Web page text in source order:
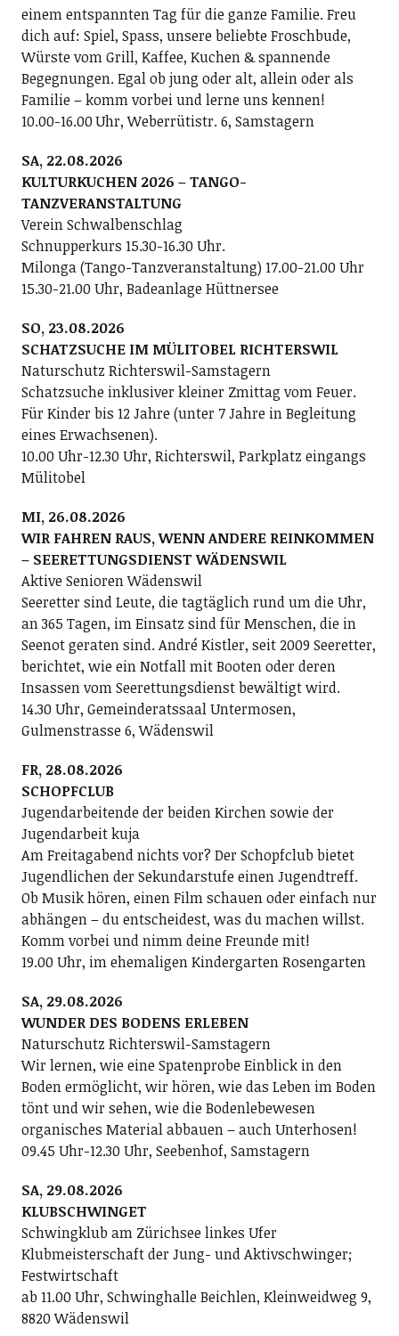
einem entspannten Tag für die ganze Familie. Freu
dich auf: Spiel, Spass, unsere beliebte Froschbude,
Würste vom Grill, Kaffee, Kuchen & spannende
Begegnungen. Egal ob jung oder alt, allein oder als
Familie – komm vorbei und lerne uns kennen!
10.00-16.00 Uhr, Weberrütistr. 6, Samstagern
SA, 22.08.2026
KULTURKUCHEN 2026 – TANGO-
TANZVERANSTALTUNG
Verein Schwalbenschlag
Schnupperkurs 15.30-16.30 Uhr.
Milonga (Tango-Tanzveranstaltung) 17.00-21.00 Uhr
15.30-21.00 Uhr, Badeanlage Hüttnersee
SO, 23.08.2026
SCHATZSUCHE IM MÜLITOBEL RICHTERSWIL
Naturschutz Richterswil-Samstagern
Schatzsuche inklusiver kleiner Zmittag vom Feuer.
Für Kinder bis 12 Jahre (unter 7 Jahre in Begleitung
eines Erwachsenen).
10.00 Uhr-12.30 Uhr, Richterswil, Parkplatz eingangs
Mülitobel
MI, 26.08.2026
WIR FAHREN RAUS, WENN ANDERE REINKOMMEN
– SEERETTUNGSDIENST WÄDENSWIL
Aktive Senioren Wädenswil
Seeretter sind Leute, die tagtäglich rund um die Uhr,
an 365 Tagen, im Einsatz sind für Menschen, die in
Seenot geraten sind. André Kistler, seit 2009 Seeretter,
berichtet, wie ein Notfall mit Booten oder deren
Insassen vom Seerettungsdienst bewältigt wird.
14.30 Uhr, Gemeinderatssaal Untermosen,
Gulmenstrasse 6, Wädenswil
FR, 28.08.2026
SCHOPFCLUB
Jugendarbeitende der beiden Kirchen sowie der
Jugendarbeit kuja
Am Freitagabend nichts vor? Der Schopfclub bietet
Jugendlichen der Sekundarstufe einen Jugendtreff.
Ob Musik hören, einen Film schauen oder einfach nur
abhängen – du entscheidest, was du machen willst.
Komm vorbei und nimm deine Freunde mit!
19.00 Uhr, im ehemaligen Kindergarten Rosengarten
SA, 29.08.2026
WUNDER DES BODENS ERLEBEN
Naturschutz Richterswil-Samstagern
Wir lernen, wie eine Spatenprobe Einblick in den
Boden ermöglicht, wir hören, wie das Leben im Boden
tönt und wir sehen, wie die Bodenlebewesen
organisches Material abbauen – auch Unterhosen!
09.45 Uhr-12.30 Uhr, Seebenhof, Samstagern
SA, 29.08.2026
KLUBSCHWINGET
Schwingklub am Zürichsee linkes Ufer
Klubmeisterschaft der Jung- und Aktivschwinger;
Festwirtschaft
ab 11.00 Uhr, Schwinghalle Beichlen, Kleinweidweg 9,
8820 Wädenswil